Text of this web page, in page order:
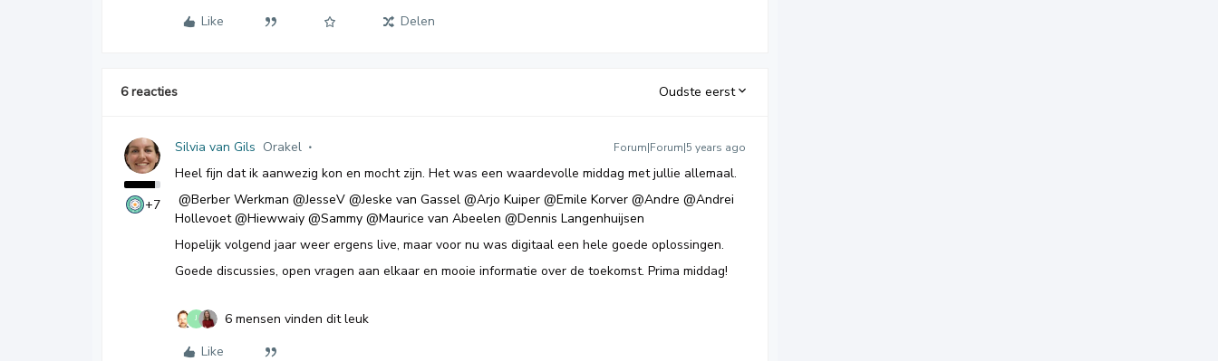
Like
Delen
6 reacties Oudste eerst
+7
Silvia van Gils Orakel Forum|Forum|5 years ago
Heel fijn dat ik aanwezig kon en mocht zijn. Het was een waardevolle middag met jullie allemaal.
@Berber Werkman @JesseV @Jeske van Gassel @Arjo Kuiper @Emile Korver @Andre @Andrei
Hollevoet @Hiewwaiy @Sammy @Maurice van Abeelen @Dennis Langenhuijsen
Hopelijk volgend jaar weer ergens live, maar voor nu was digitaal een hele goede oplossingen.
Goede discussies, open vragen aan elkaar en mooie informatie over de toekomst. Prima middag!
J
6 mensen vinden dit leuk
Like